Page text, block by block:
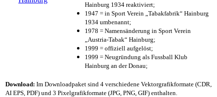
Hainburg 1934 reaktiviert;
1947 = in Sport Verein „Tabakfabrik“ Hainburg
1934 umbenannt;
1978 = Namensänderung in Sport Verein
„Austria-Tabak“ Hainburg;
1999 = offiziell aufgelöst;
1999 = Neugründung als Fussball Klub
Hainburg an der Donau;
Download: Im Downloadpaket sind 4 verschiedene Vektorgrafikformate (CDR,
AI EPS, PDF) und 3 Pixelgrafikformate (JPG, PNG, GIF) enthalten.